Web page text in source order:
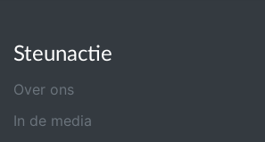
Steunactie
Over ons
In de media